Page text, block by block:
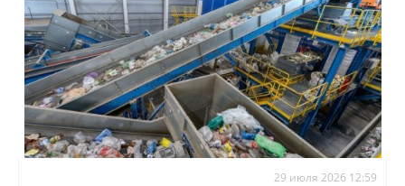
29 июля 2026 12:59